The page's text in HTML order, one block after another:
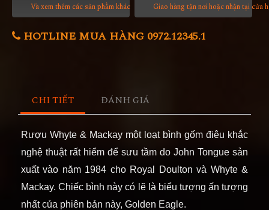
Và xem thêm các sản phẩm khác Giao hàng tận nơi hoặc nhận tại cửa
HOTLINE MUA HÀNG 0972.12345.1
CHI TIẾT ĐÁNH GIÁ
Rượu Whyte & Mackay một loạt bình gốm điêu khắc
nghệ thuật rất hiểm để sưu tầm do John Tongue sản
xuất vào năm 1984 cho Royal Doulton và Whyte &
Mackay. Chiếc bình này có lẽ là biểu tượng ấn tượng
nhất của phiên bản này, Golden Eagle.